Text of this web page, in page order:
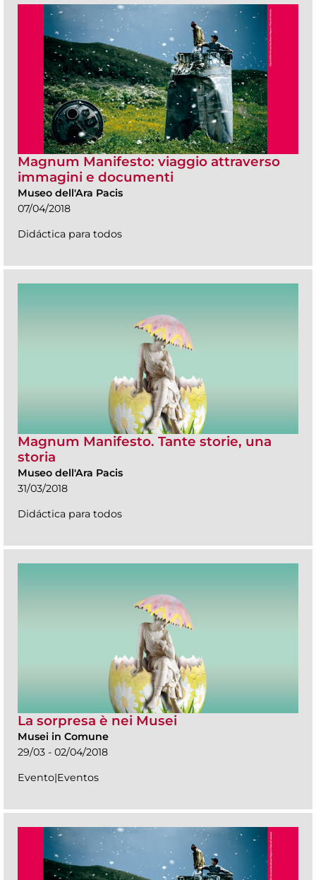
Magnum Manifesto: viaggio attraverso
immagini e documenti
Museo dell'Ara Pacis
07/04/2018
Didáctica para todos
Magnum Manifesto. Tante storie, una
storia
Museo dell'Ara Pacis
31/03/2018
Didáctica para todos
La sorpresa è nei Musei
Musei in Comune
29/03 - 02/04/2018
Evento|Eventos